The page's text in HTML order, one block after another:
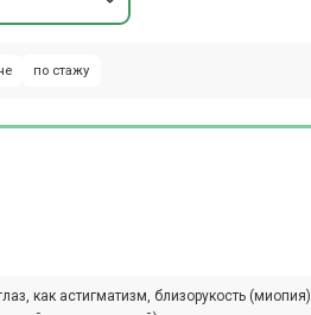
по стажу
как астигматизм, близорукость (миопия),